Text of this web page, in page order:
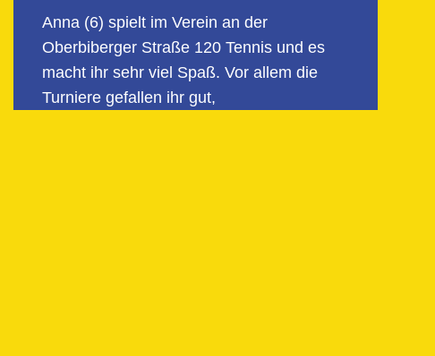
Anna (6) spielt im Verein an der
Oberbiberger Straße 120 Tennis und es
macht ihr sehr viel Spaß. Vor allem die
Turniere gefallen ihr gut,